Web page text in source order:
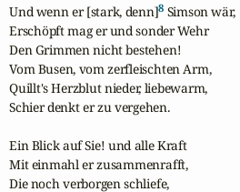
Und wenn er [stark, denn]8 Simson wär,
Erschöpft mag er und sonder Wehr
Den Grimmen nicht bestehen!
Vom Busen, vom zerfleischten Arm,
Quillt's Herzblut nieder, liebewarm,
Schier denkt er zu vergehen.
Ein Blick auf Sie! und alle Kraft
Mit einmahl er zusammenrafft,
Die noch verborgen schliefe,